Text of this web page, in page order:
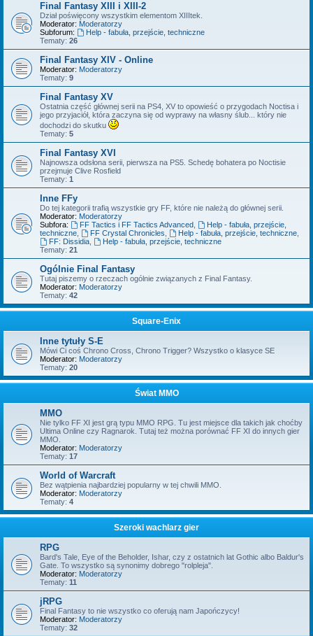
Final Fantasy XIII i XIII-2
Dział poświęcony wszystkim elementom XIIItek.
Moderator: Moderatorzy
Subforum:
Help - fabuła, przejście, techniczne
Tematy: 26
Final Fantasy XIV - Online
Moderator: Moderatorzy
Tematy: 9
Final Fantasy XV
Ostatnia część głównej serii na PS4, XV to opowieść o przygodach Noctisa i
jego przyjaciół, która zaczyna się od wyprawy na własny ślub... który nie
dochodzi do skutku
Tematy: 5
Final Fantasy XVI
Najnowsza odsłona serii, pierwsza na PS5. Schedę bohatera po Noctisie
przejmuje Clive Rosfield
Tematy: 1
Inne FFy
Do tej kategorii trafią wszystkie gry FF, które nie należą do głównej serii.
Moderator: Moderatorzy
Subfora:
FF Tactics i FF Tactics Advanced,
Help - fabuła, przejście,
techniczne
FF Crystal Chronicles Help - fabuła, przejście, techniczne,
FF: Dissidia,
Help - fabuła, przejście, techniczne
Tematy: 21
Ogólnie Final Fantasy
Tutaj piszemy o rzeczach ogólnie związanych z Final Fantasy.
Moderator: Moderatorzy
Tematy: 42
Square-Enix
Inne tytuły S-E
Mówi Ci coś Chrono Cross, Chrono Trigger? Wszystko o klasyce SE
Moderator: Moderatorzy
Tematy: 20
Świat MMO
MMO
Nie tylko FF XI jest grą typu MMO RPG. Tu jest miejsce dla takich jak choćby
Ultima Online czy Ragnarok. Tutaj też można porównać FF XI do innych gier
MMO.
Moderator: Moderatorzy
Tematy: 17
World of Warcraft
Bez wątpienia najbardziej popularny w tej chwili MMO.
Moderator: Moderatorzy
Tematy: 4
Szeroki wachlarz gier
RPG
Bard's Tale, Eye of the Beholder, Ishar, czy z ostatnich lat Gothic albo Baldur's
Gate. To wszystko są synonimy dobrego "rolpleja".
Moderator: Moderatorzy
Tematy: 11
jRPG
Final Fantasy to nie wszystko co oferują nam Japończycy!
Moderator: Moderatorzy
Tematy: 32